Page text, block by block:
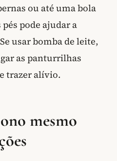
ou até uma bola
pode ajudar a
usar bomba de leite,
as panturrilhas
trazer alívio.
mesmo